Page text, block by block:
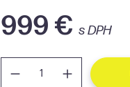
999 € s DPH